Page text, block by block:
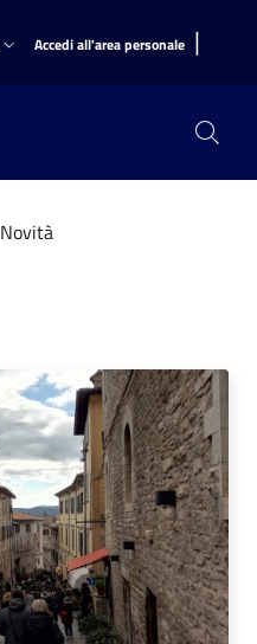
Accedi all'area personale |
Novità